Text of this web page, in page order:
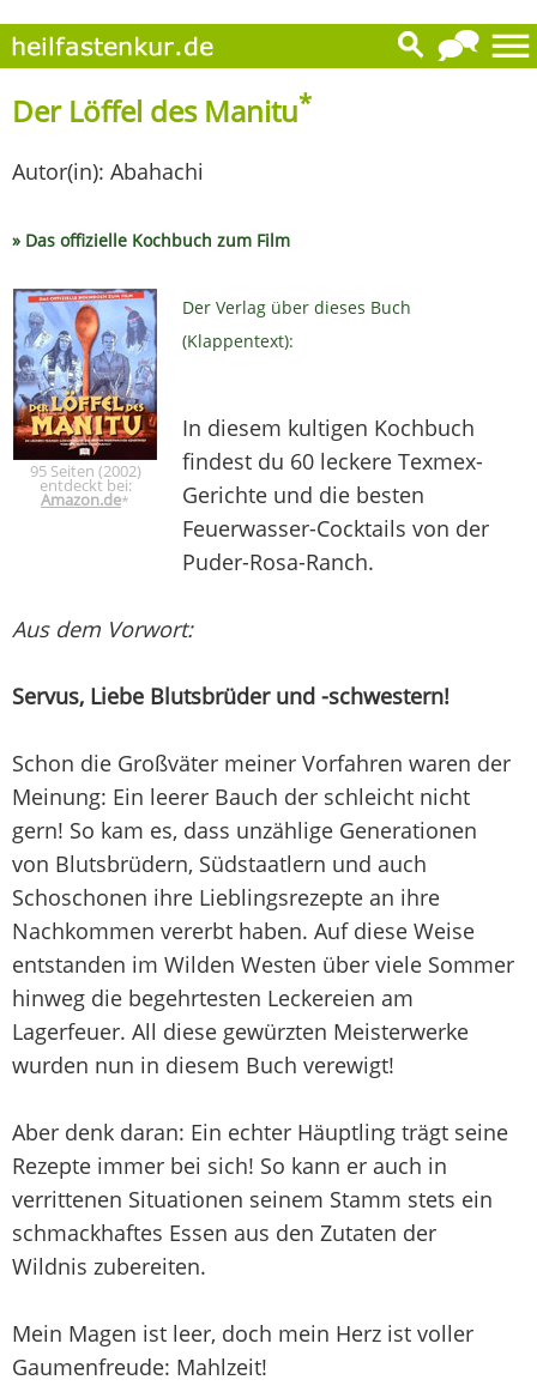
Der Löffel des Manitu*
Autor(in): Abahachi
» Das offizielle Kochbuch zum Film
95 Seiten (2002)
entdeckt bei:
Amazon.de*
Der Verlag über dieses Buch
(Klappentext):
In diesem kultigen Kochbuch
findest du 60 leckere Texmex-
Gerichte und die besten
Feuerwasser-Cocktails von der
Puder-Rosa-Ranch.
Aus dem Vorwort:
Servus, Liebe Blutsbrüder und -schwestern!
Schon die Großväter meiner Vorfahren waren der
Meinung: Ein leerer Bauch der schleicht nicht
gern! So kam es, dass unzählige Generationen
von Blutsbrüdern, Südstaatlern und auch
Schoschonen ihre Lieblingsrezepte an ihre
Nachkommen vererbt haben. Auf diese Weise
entstanden im Wilden Westen über viele Sommer
hinweg die begehrtesten Leckereien am
Lagerfeuer. All diese gewürzten Meisterwerke
wurden nun in diesem Buch verewigt!
Aber denk daran: Ein echter Häuptling trägt seine
Rezepte immer bei sich! So kann er auch in
verrittenen Situationen seinem Stamm stets ein
schmackhaftes Essen aus den Zutaten der
Wildnis zubereiten.
Mein Magen ist leer, doch mein Herz ist voller
Gaumenfreude: Mahlzeit!